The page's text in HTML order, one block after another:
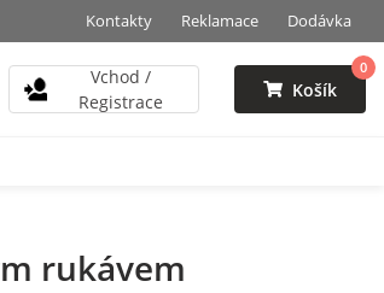
Kontakty Reklamace Dodávka
Vchod /
Registrace
Košík
0
rukávem